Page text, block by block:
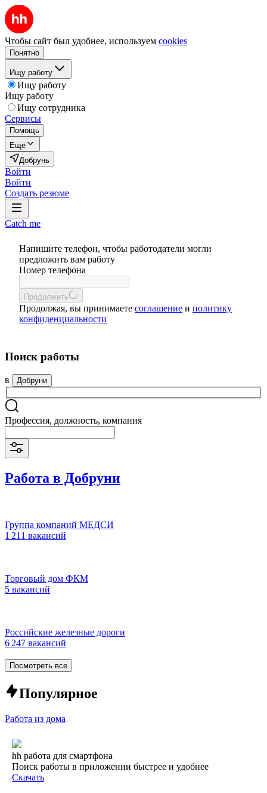
Чтобы сайт был удобнее, используем cookies
Понятно
Ищу работу
Ищу работу
Ищу работу
Ищу сотрудника
Сервисы
Помощь
Ещё
Добрунь
Войти
Войти
Создать резюме
Catch me
Напишите телефон, чтобы работодатели могли
предложить вам работу
Номер телефона
Продолжить
Продолжая, вы принимаете соглашение и политику
конфиденциальности
Поиск работы
в Добруни
Профессия, должность, компания
Работа в Добруни
Группа компаний МЕДСИ
1 211 вакансий
Торговый дом ФКМ
5 вакансий
Российские железные дороги
6 247 вакансий
Посмотреть все
Популярное
Работа из дома
hh работа для смартфона
Поиск работы в приложении быстрее и удобнее
Скачать